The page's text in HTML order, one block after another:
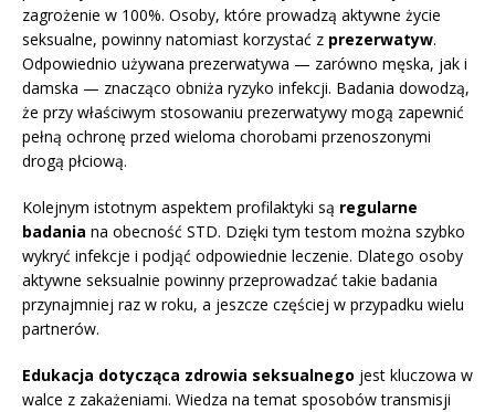
zagrożenie w 100%. Osoby, które prowadzą aktywne życie
seksualne, powinny natomiast korzystać z prezerwatyw.
Odpowiednio używana prezerwatywa — zarówno męska, jak i
damska — znacząco obniża ryzyko infekcji. Badania dowodzą,
że przy właściwym stosowaniu prezerwatywy mogą zapewnić
pełną ochronę przed wieloma chorobami przenoszonymi
drogą płciową.
Kolejnym istotnym aspektem profilaktyki są regularne
badania na obecność STD. Dzięki tym testom można szybko
wykryć infekcje i podjąć odpowiednie leczenie. Dlatego osoby
aktywne seksualnie powinny przeprowadzać takie badania
przynajmniej raz w roku, a jeszcze częściej w przypadku wielu
partnerów.
Edukacja dotycząca zdrowia seksualnego jest kluczowa w
walce z zakażeniami. Wiedza na temat sposobów transmisji